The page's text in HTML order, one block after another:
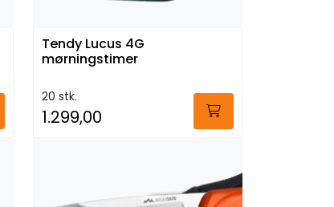
Tendy Lucus 4G
mørningstimer
20 stk.
1.299,00